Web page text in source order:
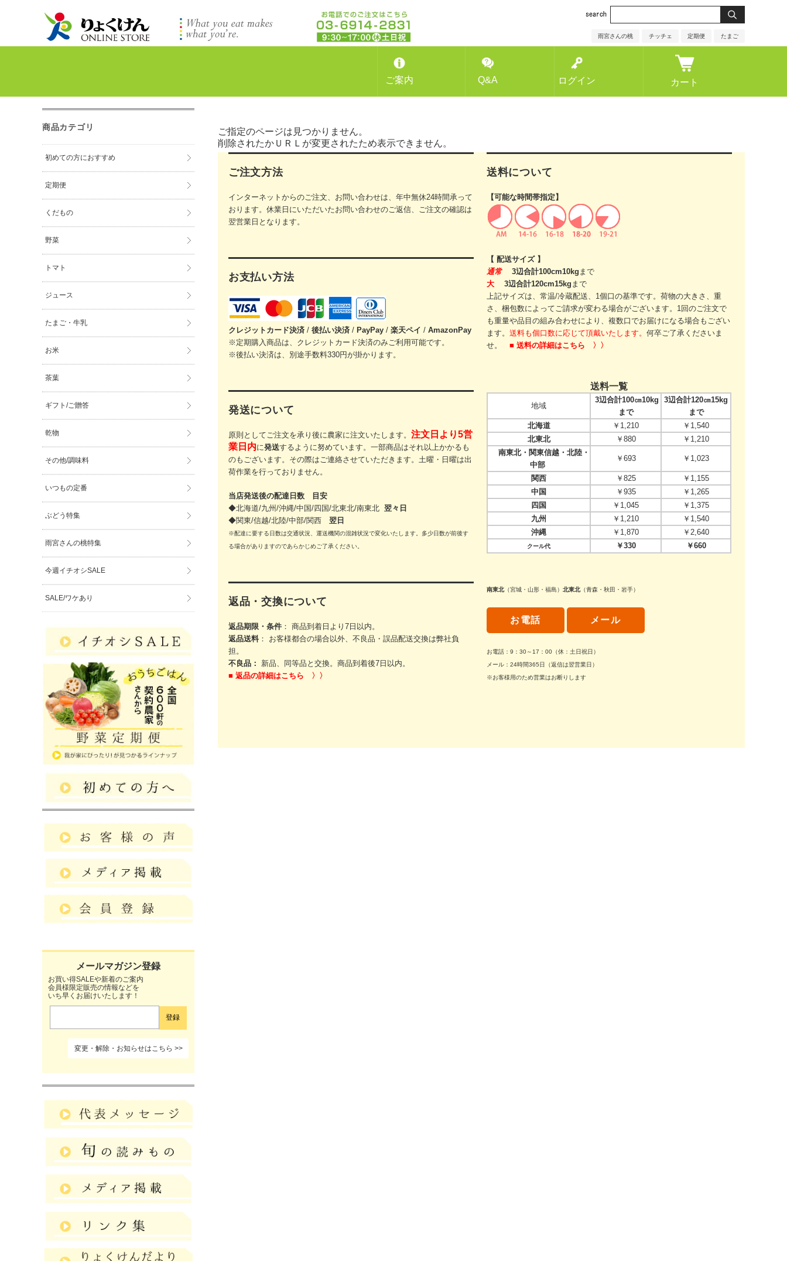
雨宮さんの桃 チッチェ 定期便 たまご
ご案内 Q&A ログイン カート
ご指定のページは見つかりません。
削除されたかＵＲＬが変更されたため表示できません。
ご注文方法
インターネットからのご注文、お問い合わせは、年中無休24時間承って
おります。休業日にいただいたお問い合わせのご返信、ご注文の確認は
翌営業日となります。
お支払い方法
クレジットカード決済 / 後払い決済 / PayPay / 楽天ペイ / AmazonPay
※定期購入商品は、クレジットカード決済のみご利用可能です。
※後払い決済は、別途手数料330円が掛かります。
発送について
原則としてご注文を承り後に農家に注文いたします。 注文日より5営
業日内に発送するように努めています。一部商品はそれ以上かかるも
のもございます。その際はご連絡させていただきます。 土曜・日曜は出
荷作業を行っておりません。
当店発送後の配達日数 目安
◆北海道/九州/沖縄/中国/四国/北東北/南東北 翌々日
◆関東/信越/北陸/中部/関西 翌日
※配達に要する日数は交通状況、運送機関の混雑状況で変化いたします。多少日数が前後す
る場合がありますのであらかじめご了承ください。
返品・交換について
返品期限・条件 ： 商品到着日より7日以内。
返品送料： お客様都合の場合以外、不良品・誤品配送交換は弊社負
担。
不良品：
新品、同等品と交換。商品到着後7日以内。
■ 返品の詳細はこちら 〉〉
送料について
【可能な時間帯指定】
【 配送サイズ 】
通常
3辺合計100cm10kg まで
大
3辺合計120cm15kg まで
上記サイズは、常温/冷蔵配送、1個口の基準です。 荷物の大きさ、重
さ、梱包数によってご請求が変わる場合がございます。 1回のご注文で
も重量や品目の組み合わせにより、 複数口でお届けになる場合もござい
ます。 送料も個口数に応じて頂戴いたします。 何卒ご了承くださいま
せ。 ■ 送料の詳細はこちら 〉〉
送料一覧
地域
3辺合計100㎝10kg
まで
3辺合計120㎝15kg
まで
北海道
￥1,210
￥1,540
北東北
￥880
￥1,210
南東北・関東信越・北陸・
中部
￥693 ￥1,023
関西 ￥825
￥1,155
中国
￥935
￥1,265
四国
￥1,045
￥1,375
九州
￥1,210
￥1,540
沖縄
￥1,870 ￥2,640
クール代 ￥330 ￥660
南東北（宮城・山形・福島） 北東北（青森・秋田・岩手）
お電話 メール
お電話：9：30～17：00（休：土日祝日）
メール：24時間365日（返信は翌営業日）
※お客様用のため営業はお断りします
商品カテゴリ
初めての方におすすめ
定期便
くだもの
野菜
トマト
ジュース
たまご・牛乳
お米
茶葉
ギフト/ご贈答
乾物
その他/調味料
いつもの定番
ぶどう特集
雨宮さんの桃特集
今週イチオシSALE
SALE/ワケあり
お買い得SALEや新着のご案内
会員様限定販売の情報などを
いち早くお届けいたします！
変更・解除・お知らせはこちら